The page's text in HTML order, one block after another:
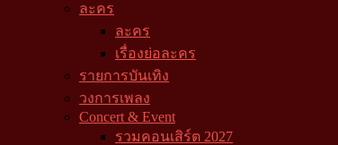
ละคร
ละคร
เรื่องย่อละคร
รายการบันเทิง
วงการเพลง
Concert & Event
รวมคอนเสิร์ต 2027